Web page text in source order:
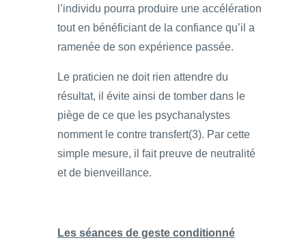
l’individu pourra produire une accélération
tout en bénéficiant de la confiance qu’il a
ramenée de son expérience passée.
Le praticien ne doit rien attendre du
résultat, il évite ainsi de tomber dans le
piège de ce que les psychanalystes
nomment le contre transfert(3). Par cette
simple mesure, il fait preuve de neutralité
et de bienveillance.
Les séances de geste conditionné